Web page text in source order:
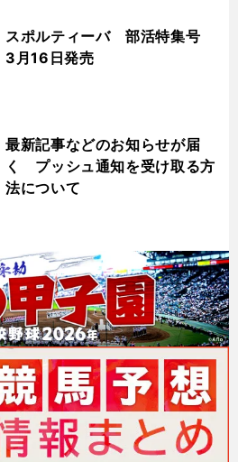
スポルティーバ 部活特集号
3月16日発売
最新記事などのお知らせが届
く プッシュ通知を受け取る方
法について